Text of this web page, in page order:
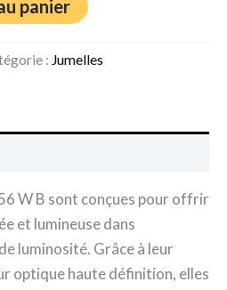
panier
: Jumelles
W B sont conçues pour offrir
et lumineuse dans
luminosité. Grâce à leur
optique haute définition, elles